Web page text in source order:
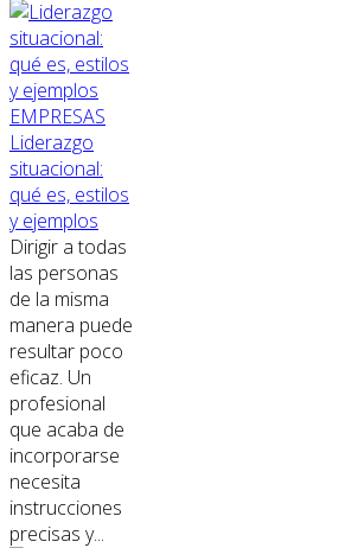
EMPRESAS
Liderazgo
situacional:
qué es, estilos
y ejemplos
Dirigir a todas
las personas
de la misma
manera puede
resultar poco
eficaz. Un
profesional
que acaba de
incorporarse
necesita
instrucciones
precisas y...